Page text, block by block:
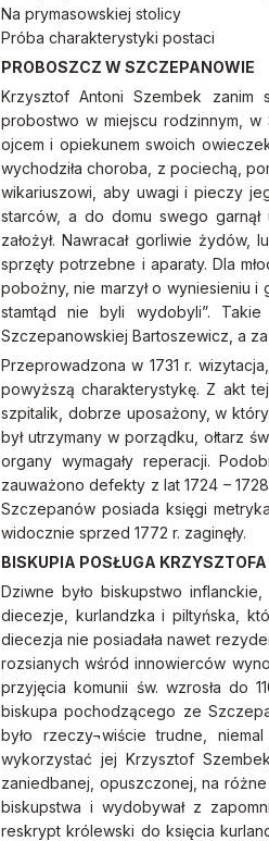
Na prymasowskiej stolicy
Próba charakterystyki postaci
PROBOSZCZ W SZCZEPANOWIE
Krzysztof Antoni Szembek zanim
probostwo w miejscu rodzinnym, w
ojcem i opiekunem swoich
wychodziła choroba, z pociechą,
wikariuszowi, aby uwagi i pieczy
starców, a do domu swego
założył. Nawracał gorliwie
sprzęty potrzebne i aparaty. Dla
pobożny, nie marzył o wyniesieniu
stamtąd nie byli wydobyli”.
Szczepanowskiej Bartoszewicz, a
Przeprowadzona w 1731 r.
powyższą charakterystykę. Z akt
szpitalik, dobrze uposażony, w
był utrzymany w porządku, ołtarz
organy wymagały reperacji.
zauważono defekty z lat 1724 –
Szczepanów posiada księgi
widocznie sprzed 1772 r. zaginęły.
BISKUPIA POSŁUGA
Dziwne było biskupstwo
diecezje, kurlandzka i piltyńska,
diecezja nie posiadała nawet
rozsianych wśród innowierców
przyjęcia komunii św. wzrosła do
biskupa pochodzącego ze
było rzeczy¬wiście trudne,
wykorzystać jej Krzysztof
zaniedbanej, opuszczonej, na różne
biskupstwa i wydobywał z
reskrypt królewski do księcia